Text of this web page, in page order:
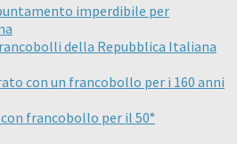
imperdibile per
della Repubblica Italiana
con un francobollo per i 160 anni
francobollo per il 50°